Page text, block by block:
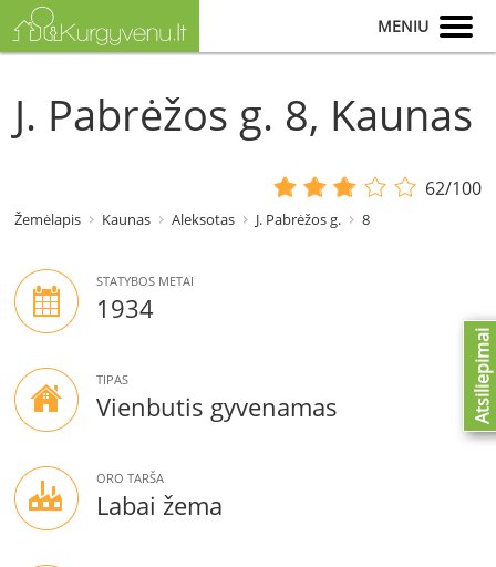
MENIU
J. Pabrėžos g. 8, Kaunas
62/100
Žemėlapis Kaunas Aleksotas J. Pabrėžos g. 8
STATYBOS METAI
1934
TIPAS
Vienbutis gyvenamas
ORO TARŠA
Labai žema
Atsiliepimai